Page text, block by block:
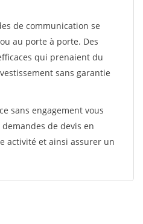
de communication se
au porte à porte. Des
qui prenaient du
sans garantie
sans engagement vous
de devis en
activité et ainsi assurer un